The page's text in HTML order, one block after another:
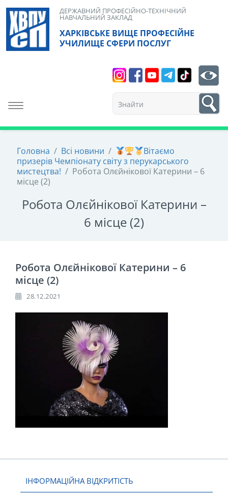
Skip
content
ХАРКІВСЬКЕ ВИЩЕ ПРОФЕСІЙНЕ
УЧИЛИЩЕ СФЕРИ ПОСЛУГ
ДЕРЖАВНИЙ ПРОФЕСІЙНО-ТЕХНІЧНИЙ
НАВЧАЛЬНИЙ ЗАКЛАД
Toggle navigation
1
Головна / Всі новини /
Вітаємо
призерів Чемпіонату світу з перукарського
мистецтва! / Робота Олєйнікової Катерини – 6
місце (2)
Робота Олєйнікової Катерини –
6 місце (2)
ІНФОРМАЦІЙНА ВІДКРИТІСТЬ
Робота Олєйнікової Катерини – 6
місце (2)
28.12.2021